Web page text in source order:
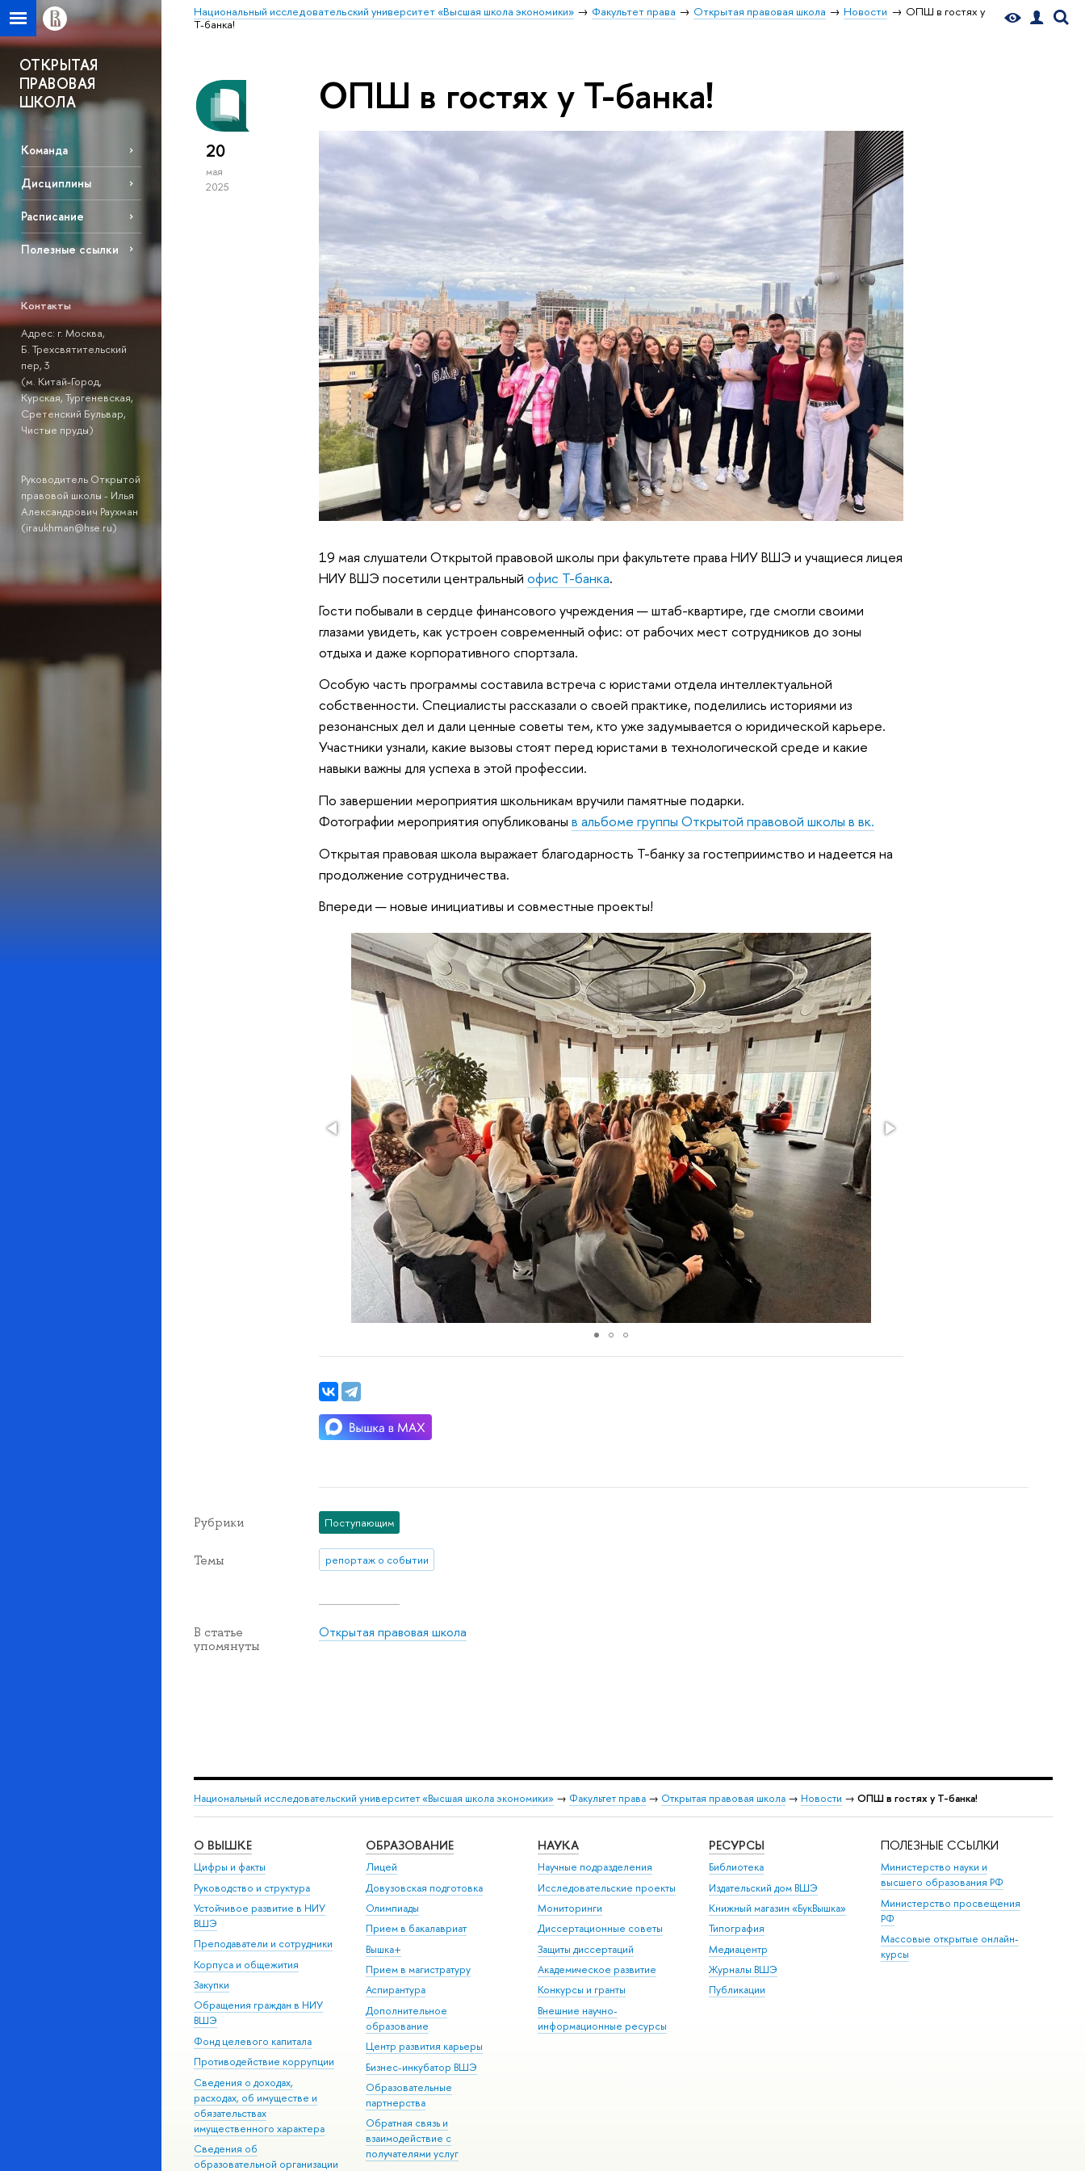
Национальный исследовательский университет «Высшая школа экономики» Факультет права Открытая правовая школа Новости
ОПШ в гостях у
Т-банка!
ОТКРЫТАЯ
ПРАВОВАЯ
ШКОЛА
Команда
Дисциплины
Расписание
Полезные ссылки
Контакты
Адрес: г. Москва,
Б. Трехсвятительский
пер, 3
(м. Китай-Город,
Курская, Тургеневская,
Сретенский Бульвар,
Чистые пруды)
Руководитель Открытой
правовой школы - Илья
Александрович Раухман
(iraukhman@hse.ru)
20
мая
2025
ОПШ в гостях у Т-банка!
19 мая слушатели Открытой правовой школы при факультете права НИУ ВШЭ и учащиеся лицея
НИУ ВШЭ посетили центральныйофис Т-банка.
Гости побывали в сердце финансового учреждения — штаб-квартире, где смогли своими
глазами увидеть, как устроен современный офис: от рабочих мест сотрудников до зоны
отдыха и даже корпоративного спортзала.
Особую часть программы составила встреча с юристами отдела интеллектуальной
собственности. Специалисты рассказали о своей практике, поделились историями из
резонансных дел и дали ценные советы тем, кто уже задумывается о юридической карьере.
Участники узнали, какие вызовы стоят перед юристами в технологической среде и какие
навыки важны для успеха в этой профессии.
По завершении мероприятия школьникам вручили памятные подарки.
Фотографии мероприятия опубликованыв альбоме группы Открытой правовой школы в вк.
Открытая правовая школа выражает благодарность Т-банку за гостеприимство и надеется на
продолжение сотрудничества.
Впереди — новые инициативы и совместные проекты!
Рубрики Поступающим
Темы репортаж о событии
В статье
упомянуты
Открытая правовая школа
Национальный исследовательский университет «Высшая школа экономики» → Факультет права → Открытая правовая школа → Новости → ОПШ в гостях у Т-банка!
О ВЫШКЕ
Цифры и факты
Руководство и структура
Устойчивое развитие в НИУ
ВШЭ
Преподаватели и сотрудники
Корпуса и общежития
Закупки
Обращения граждан в НИУ
ВШЭ
Фонд целевого капитала
Противодействие коррупции
Сведения о доходах,
расходах, об имуществе и
обязательствах
имущественного характера
Сведения об
образовательной организации
ОБРАЗОВАНИЕ
Лицей
Довузовская подготовка
Олимпиады
Прием в бакалавриат
Вышка+
Прием в магистратуру
Аспирантура
Дополнительное
образование
Центр развития карьеры
Бизнес-инкубатор ВШЭ
Образовательные
партнерства
Обратная связь и
взаимодействие с
получателями услуг
НАУКА
Научные подразделения
Исследовательские проекты
Мониторинги
Диссертационные советы
Защиты диссертаций
Академическое развитие
Конкурсы и гранты
Внешние научно-
информационные ресурсы
РЕСУРСЫ
Библиотека
Издательский дом ВШЭ
Книжный магазин «БукВышка»
Типография
Медиацентр
Журналы ВШЭ
Публикации
ПОЛЕЗНЫЕ ССЫЛКИ
Министерство науки и
высшего образования РФ
Министерство просвещения
РФ
Массовые открытые онлайн-
курсы